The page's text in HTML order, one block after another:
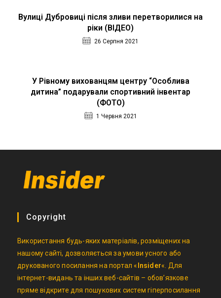
Вулиці Дубровиці після зливи перетворилися на
ріки (ВІДЕО)
26 Серпня 2021
У Рівному вихованцям центру “Особлива
дитина” подарували спортивний інвентар
(ФОТО)
1 Червня 2021
Copyright
Використання будь-яких матеріалів, розміщених на
нашому сайті, дозволяється за умови усного або
друкованого посилання на портал « Insider«. Для
інтернет-видань та інших веб-сайтів – обов’язкове
пряме відкрите для пошукових систем гіперпосилання